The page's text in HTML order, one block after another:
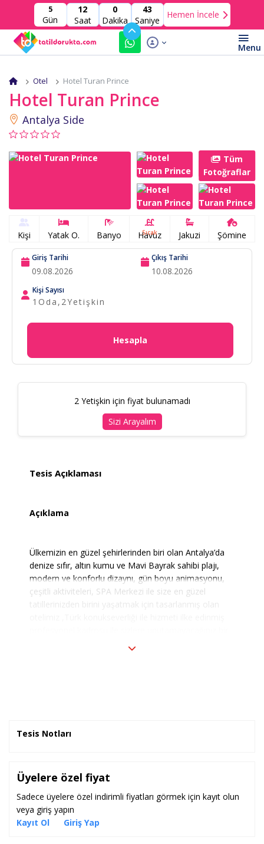
5
Gün
12
Saat
0
Dakika
41
Saniye
Hemen İncele
Otel Hotel Turan Prince
Hotel Turan Prince
Antalya Side
Tüm
Fotoğraflar
Kişi Yatak O. Banyo Sıcak
Havuz Jakuzi Şömine
Giriş Tarihi Çıkış Tarihi
Kişi Sayısı
1 Oda, 2Yetişkin
Hesapla
2 Yetişkin için fiyat bulunamadı
Sizi Arayalım
Tesis Açıklaması
Açıklama
Ülkemizin en güzel şehirlerinden biri olan Antalya’da
denize sıfır, altın kumu ve Mavi Bayrak sahibi plajı,
modern ve konforlu dizaynı, gün boyu animasyonu,
çeşitli aktiviteleri, SPA Merkezi ile size en güzel
tatillerinizden birini yaşatmak için tasarlanmış olan
doyumsuz bir lezzet şöleni sunar.Gün boyu deneyimli
Mini Club`da eğlenip güzel vakit geçirebilir.
Lokasyon Bilgisi
Tesis Notları
Üyelere özel fiyat
Sadece üyelere özel indirimli fiyatları görmek için kayıt olun
veya giriş yapın
Kayıt Ol
Giriş Yap